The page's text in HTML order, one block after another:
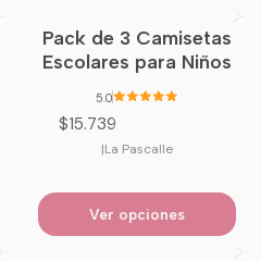
Pack de 3 Camisetas
Escolares para Niños
5.0
$15.739
|La Pascalle
Ver opciones